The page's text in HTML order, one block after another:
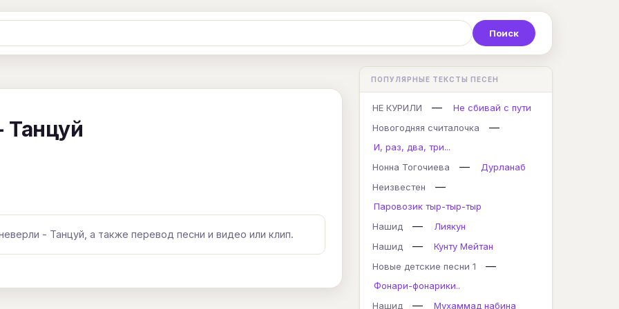
С Т У Ф Х Ц
L M N O P Q
Y Z
Танцуй
- Танцуй, а также перевод песни и видео или клип.
ПОПУЛЯРНЫЕ ТЕКСТЫ ПЕСЕН
НЕ КУРИЛИ —
Не сбивай с пути
Новогодняя считалочка
—
И, раз, два, три...
Нонна Тогочиева
—
Дурланаб
Неизвестен
—
Паровозик тыр-тыр-тыр
Нашид
—
Лиякун
Нашид
—
Кунту Мейтан
Новые детские песни 1
—
Фонари-фонарики..
Нашид
—
Мухаммад набина